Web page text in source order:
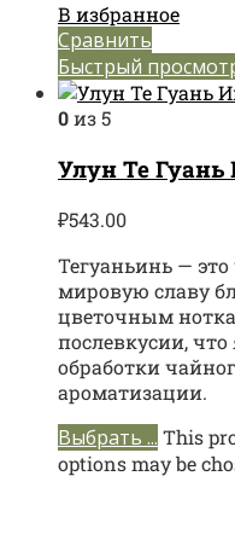
В избранное
Сравнить
Быстрый
0из 5
Улун Те Гуань
₽543.00
Тегуаньинь —
мировую славу
цветочным
послевкусии, что
обработки
ароматизации.
Выбрать ... This
options may be